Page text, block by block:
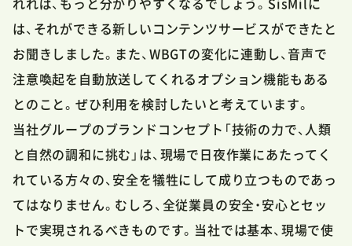
れれば、もっと分かりやすくなるでしょう。SisMilに
は、それができる新しいコンテンツサービスができたと
お聞きしました。また、WBGTの変化に連動し、音声で
注意喚起を自動放送してくれるオプション機能もある
とのこと。ぜひ利用を検討したいと考えています。
当社グループのブランドコンセプト「技術の力で、人類
と自然の調和に挑む」は、現場で日夜作業にあたってく
れている方々の、安全を犠牲にして成り立つものであっ
てはなりません。むしろ、全従業員の安全・安心とセッ
トで実現されるべきものです。当社では基本、現場で使